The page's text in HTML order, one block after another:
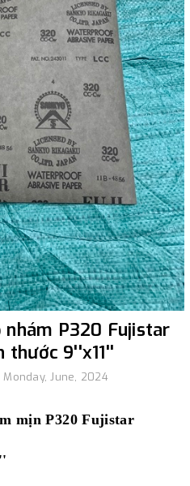
nhám P320 Fujistar
thước 9''x11''
Monday, June, 2024
mịn P320 Fujistar